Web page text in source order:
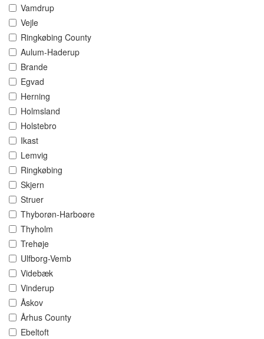
Vamdrup
Vejle
Ringkøbing County
Aulum-Haderup
Brande
Egvad
Herning
Holmsland
Holstebro
Ikast
Lemvig
Ringkøbing
Skjern
Struer
Thyborøn-Harboøre
Thyholm
Trehøje
Ulfborg-Vemb
Videbæk
Vinderup
Åskov
Århus County
Ebeltoft